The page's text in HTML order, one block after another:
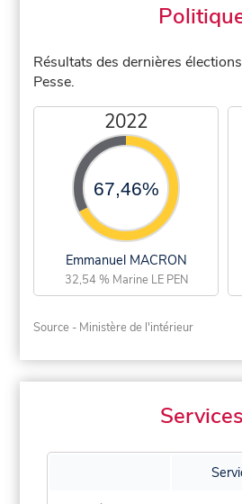
Résultats des dernières
Pesse.
2022
67,46%
Emmanuel MACRON
32,54 % Marine LE PEN
Source - Ministère de l'intérieur
Services